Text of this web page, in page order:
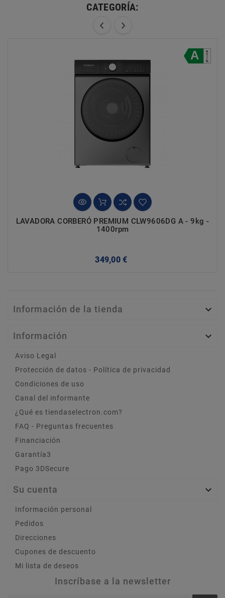
CATEGORÍA:
LAVADORA CORBERÓ PREMIUM CLW9606DG A - 9kg -
1400rpm
349,00 €
Información de la tienda 
Información 
Aviso Legal
Protección de datos - Política de privacidad
Condiciones de uso
Canal del informante
¿Qué es tiendaselectron.com?
FAQ - Preguntas frecuentes
Financiación
Garantía3
Pago 3DSecure
Su cuenta 
Información personal
Pedidos
Direcciones
Cupones de descuento
Mi lista de deseos
Inscríbase a la newsletter